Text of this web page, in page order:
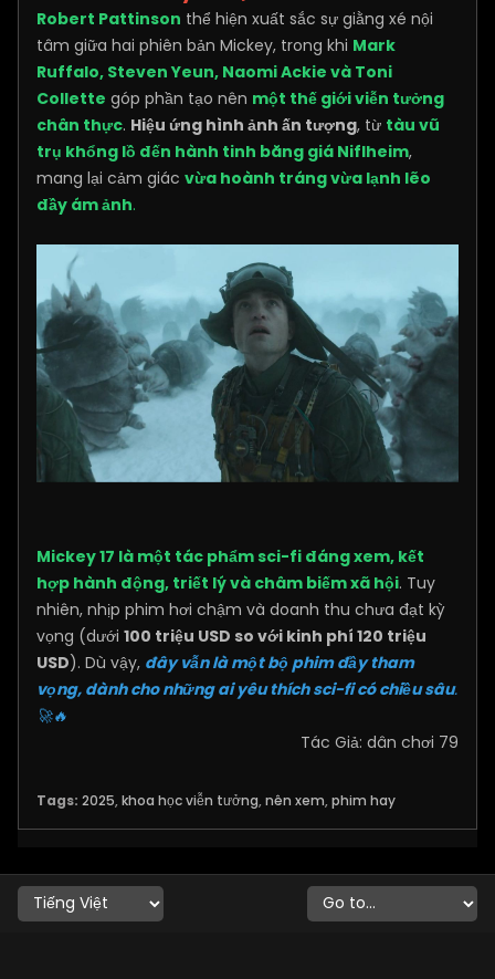
Robert Pattinson thể hiện xuất sắc sự giằng xé nội
tâm giữa hai phiên bản Mickey, trong khi Mark
Ruffalo, Steven Yeun, Naomi Ackie và Toni
Collette góp phần tạo nên một thế giới viễn tưởng
chân thực. Hiệu ứng hình ảnh ấn tượng, từ tàu vũ
trụ khổng lồ đến hành tinh băng giá Niflheim,
mang lại cảm giác vừa hoành tráng vừa lạnh lẽo
đầy ám ảnh.
Mickey 17 là một tác phẩm sci-fi đáng xem, kết
hợp hành động, triết lý và châm biếm xã hội. Tuy
nhiên, nhịp phim hơi chậm và doanh thu chưa đạt kỳ
vọng (dưới 100 triệu USD so với kinh phí 120 triệu
USD). Dù vậy, đây vẫn là một bộ phim đầy tham
vọng, dành cho những ai yêu thích sci-fi có chiều sâu.
🚀🔥
Tác Giả: dân chơi 79
Tags: 2025, khoa học viễn tưởng, nên xem, phim hay